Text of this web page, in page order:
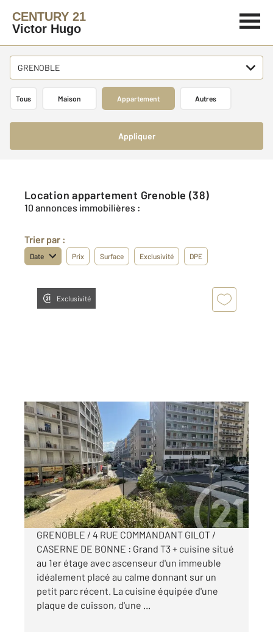
CENTURY 21
Victor Hugo
GRENOBLE
Tous Maison Appartement Autres
Appliquer
Location appartement Grenoble (38)
10 annonces immobilières :
Trier par :
Date Prix Surface Exclusivité DPE
Exclusivité
GRENOBLE 38
79,38 m2, 3 pièces
Ref : 7340
Appartement T3 à louer
890 €
par mois charges comprises
GRENOBLE / 4 RUE COMMANDANT GILOT /
CASERNE DE BONNE : Grand T3 + cuisine situé
au 1er étage avec ascenseur d'un immeuble
idéalement placé au calme donnant sur un
petit parc récent. La cuisine équipée d'une
plaque de cuisson, d'une ...